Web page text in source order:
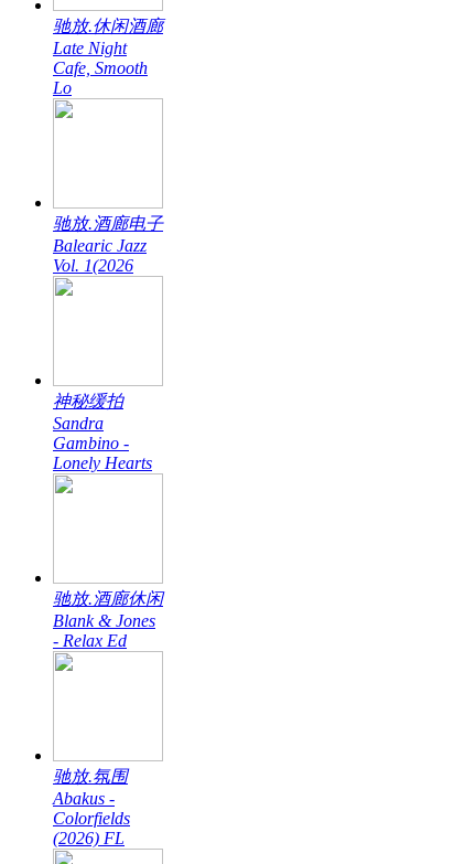
驰放.休闲酒廊
Late Night
Cafe, Smooth
Lo
驰放.酒廊电子
Balearic Jazz
Vol. 1(2026
神秘缓拍
Sandra
Gambino -
Lonely Hearts
驰放.酒廊休闲
Blank & Jones
- Relax Ed
驰放.氛围
Abakus -
Colorfields
(2026) FL